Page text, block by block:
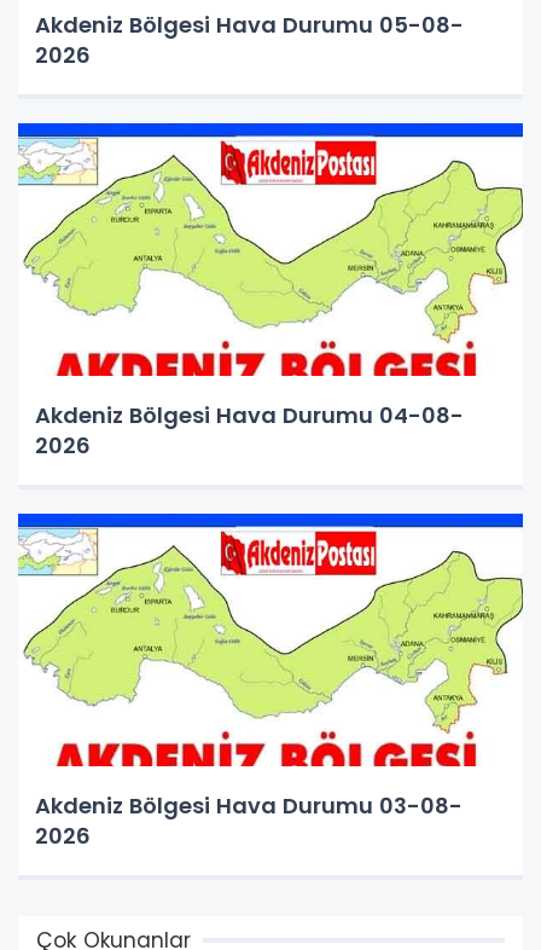
Akdeniz Bölgesi Hava Durumu 05-08-
2026
Akdeniz Bölgesi Hava Durumu 04-08-
2026
Akdeniz Bölgesi Hava Durumu 03-08-
2026
Çok Okunanlar